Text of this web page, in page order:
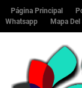
Página Principal
Whatsapp
Mapa